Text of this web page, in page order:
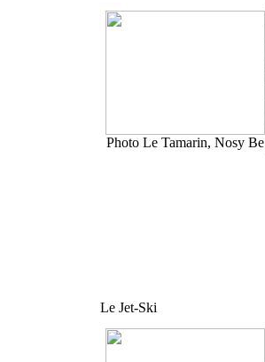
Photo Le Tamarin, Nosy Be
Le Jet-Ski